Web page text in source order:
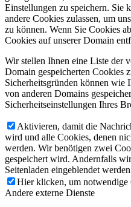
Einstellungen zu speichern. Sie
andere Cookies zulassen, um
zu können. Wenn Sie Cookies
Cookies auf unserer Domain
Wir stellen Ihnen eine Liste der
Domain gespeicherten Cookies
Sicherheitsgründen können wie
von anderen Domains
Sicherheitseinstellungen Ihres
Aktivieren, damit die
wird und alle Cookies, denen
werden. Wir benötigen zwei
gespeichert wird. Andernfalls
Seitenladen eingeblendet
Hier klicken, um notwendige
Andere externe Dienste